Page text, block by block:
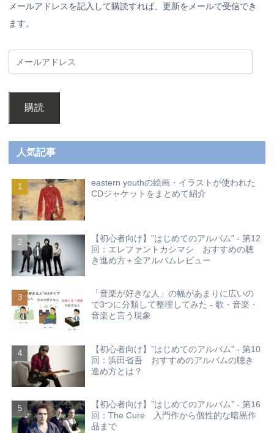
メールアドレスを記入して購読すれば、更新をメールで受信でき
ます。
購読
人気記事
eastern youthの絵画・イラストが使われた
CDジャケットをまとめて紹介
【初心者向け】”はじめてのアルバム” - 第12
回：エレファントカシマシ おすすめの聴
き進め方＋全アルバムレビュー
「音楽が好きな人」の幅があまりに広いの
で3つに分類して整理してみた - 歌・音楽・
音楽と言う現象
【初心者向け】”はじめてのアルバム” - 第10
回：浜田省吾 おすすめのアルバムの聴き
進め方とは？
【初心者向け】”はじめてのアルバム” - 第16
回：The Cure 入門作から個性的な暗黒作
品まで